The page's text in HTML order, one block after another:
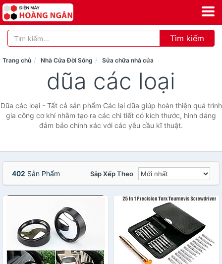
Tìm kiếm
Trang chủ Nhà Cửa Đời Sống Sửa chữa nhà cửa
dũa các loại
Dũa các loại - Tất cả sản phẩm Các lại dũa giúp hoàn thiện quá trình
gia công cơ khí nhằm tạo ra các chi tiết có kích thước, hình dáng
đảm bảo chính xác với các yêu cầu kĩ thuật.
402 Sản Phẩm Sắp Xếp Theo